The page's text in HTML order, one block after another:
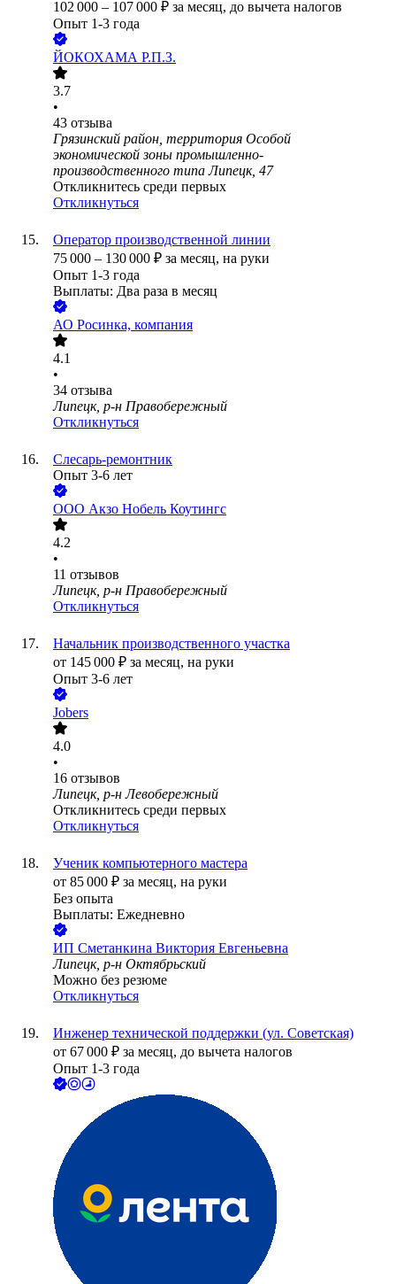
102 000 – 107 000 ₽ за месяц, до вычета налогов
Опыт 1-3 года
ЙОКОХАМА Р.П.З.
3.7
•
43 отзыва
Грязинский район, территория Особой
экономической зоны промышленно-
производственного типа Липецк, 47
Откликнитесь среди первых
Откликнуться
Оператор производственной линии
75 000 – 130 000 ₽ за месяц, на руки
Опыт 1-3 года
Выплаты: Два раза в месяц
АО Росинка, компания
4.1
•
34 отзыва
Липецк, р-н Правобережный
Откликнуться
Слесарь-ремонтник
Опыт 3-6 лет
ООО Акзо Нобель Коутингс
4.2
•
11 отзывов
Липецк, р-н Правобережный
Откликнуться
Начальник производственного участка
от 145 000 ₽ за месяц, на руки
Опыт 3-6 лет
Jobers
4.0
•
16 отзывов
Липецк, р-н Левобережный
Откликнитесь среди первых
Откликнуться
Ученик компьютерного мастера
от 85 000 ₽ за месяц, на руки
Без опыта
Выплаты: Ежедневно
ИП Сметанкина Виктория Евгеньевна
Липецк, р-н Октябрьский
Можно без резюме
Откликнуться
Инженер технической поддержки (ул. Советская)
от 67 000 ₽ за месяц, до вычета налогов
Опыт 1-3 года